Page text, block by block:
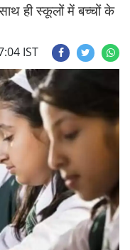
ही स्कूलों में बच्चों के
IST